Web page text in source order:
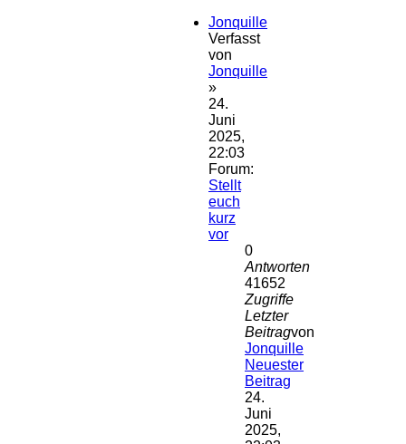
Jonquille
Verfasst
von
Jonquille
»
24.
Juni
2025,
22:03
Forum:
Stellt
euch
kurz
vor
0
Antworten
41652
Zugriffe
Letzter
Beitragvon
Jonquille
Neuester
Beitrag
24.
Juni
2025,